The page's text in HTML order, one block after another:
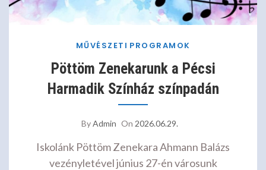
MŰVÉSZETI PROGRAMOK
Pöttöm Zenekarunk a Pécsi
Harmadik Színház színpadán
ByAdmin On 2026.06.29.
Iskolánk Pöttöm Zenekara Ahmann Balázs
vezényletével június 27-én városunk